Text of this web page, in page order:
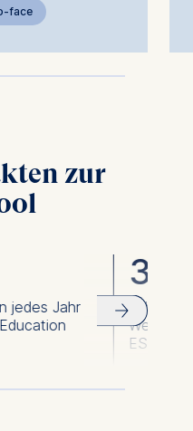
face
zur
jedes Jahr
ESMT